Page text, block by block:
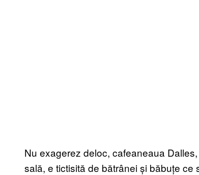
Nu exagerez deloc, cafeaneaua
sală, e tictisită de bătrânei și băbuțe